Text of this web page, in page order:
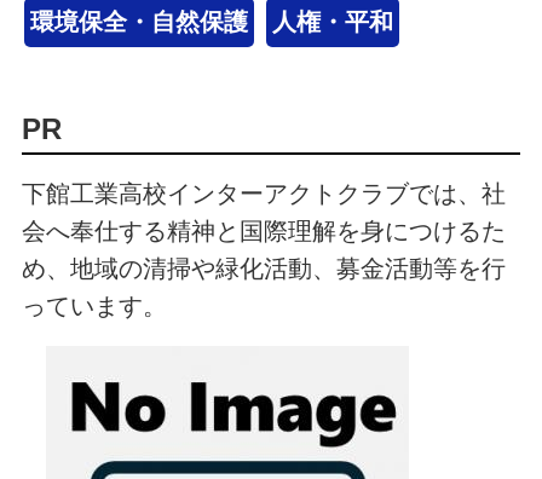
環境保全・自然保護 人権・平和
PR
下館工業高校インターアクトクラブでは、社
会へ奉仕する精神と国際理解を身につけるた
め、地域の清掃や緑化活動、募金活動等を行
っています。